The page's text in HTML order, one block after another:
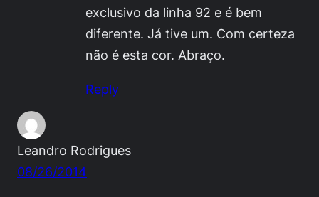
exclusivo da linha 92 e é bem
diferente. Já tive um. Com certeza
não é esta cor. Abraço.
Reply
Leandro Rodrigues
08/26/2014